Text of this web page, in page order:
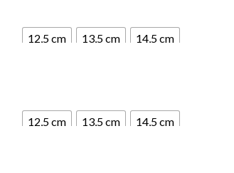
12,5 cm 13,5 cm 14,5 cm
12,5 cm 13,5 cm 14,5 cm